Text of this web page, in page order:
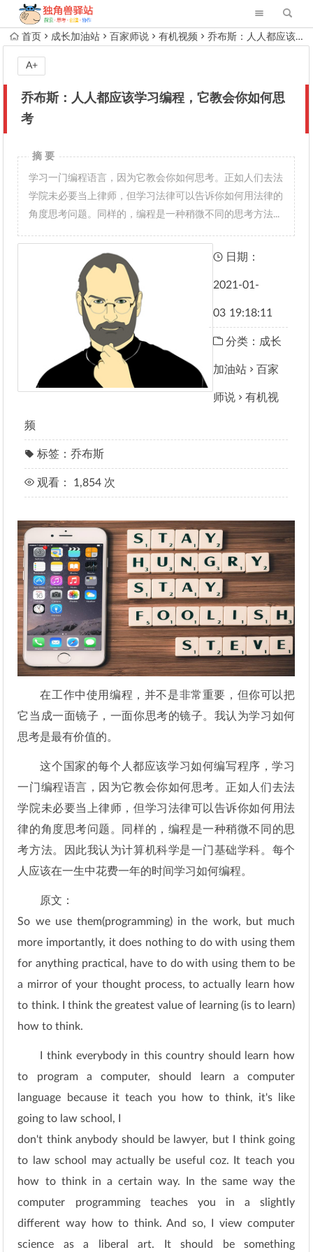
首页 成长加油站 百家师说 有机视频 乔布斯：人人都应该学习编程，它教会你如何思考
乔布斯：人人都应该学习编程，它教会你如何思
考
摘 要
学习一门编程语言，因为它教会你如何思考。正如人们去法
学院未必要当上律师，但学习法律可以告诉你如何用法律的
角度思考问题。同样的，编程是一种稍微不同的思考方法...
日期：
2021-01-
03 19:18:11
分类： 成长
加油站 百家
师说 有机视
频
标签：乔布斯
观看： 1,854 次
在工作中使用编程，并不是非常重要，但你可以把
它当成一面镜子，一面你思考的镜子。我认为学习如何
思考是最有价值的。
这个国家的每个人都应该学习如何编写程序，学习
一门编程语言，因为它教会你如何思考。正如人们去法
学院未必要当上律师，但学习法律可以告诉你如何用法
律的角度思考问题。同样的，编程是一种稍微不同的思
考方法。因此我认为计算机科学是一门基础学科。每个
人应该在一生中花费一年的时间学习如何编程。
原文：
So we use them(programming) in the work, but much
more importantly, it does nothing to do with using them
for anything practical, have to do with using them to be
a mirror of your thought process, to actually learn how
to think. I think the greatest value of learning (is to learn)
how to think.
I think everybody in this country should learn how
to program a computer, should learn a computer
language because it teach you how to think, it's like
going to law school, I
don't think anybody should be lawyer, but I think going
to law school may actually be useful coz. It teach you
how to think in a certain way. In the same way the
computer programming teaches you in a slightly
different way how to think. And so, I view computer
science as a liberal art. It should be something
A+